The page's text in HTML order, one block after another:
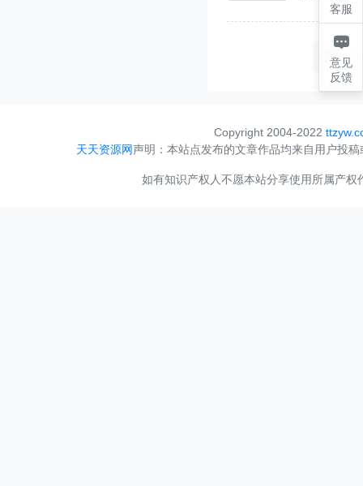
首页
Copyright 2004-2022
天天资源网声明：本站点发布的文章作品均来自用户投
如有知识产权人不愿本站分享使用所属产
客服

意见
反馈